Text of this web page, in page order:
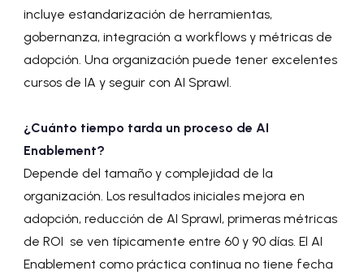
incluye estandarización de herramientas,
gobernanza, integración a workflows y métricas de
adopción. Una organización puede tener excelentes
cursos de IA y seguir con AI Sprawl.
¿Cuánto tiempo tarda un proceso de AI
Enablement?
Depende del tamaño y complejidad de la
organización. Los resultados iniciales mejora en
adopción, reducción de AI Sprawl, primeras métricas
de ROI se ven típicamente entre 60 y 90 días. El AI
Enablement como práctica continua no tiene fecha